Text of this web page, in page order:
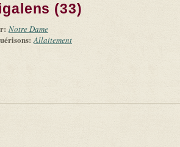
(33)
Notre Dame
Allaitement